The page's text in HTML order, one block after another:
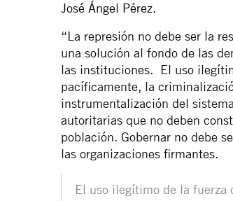
José Ángel Pérez.
“La represión no debe ser la
una solución al fondo de las
las instituciones. El uso
pacíficamente, la
instrumentalización del
autoritarias que no deben
población. Gobernar no debe
las organizaciones firmantes.
El uso ilegítimo de la fuerza